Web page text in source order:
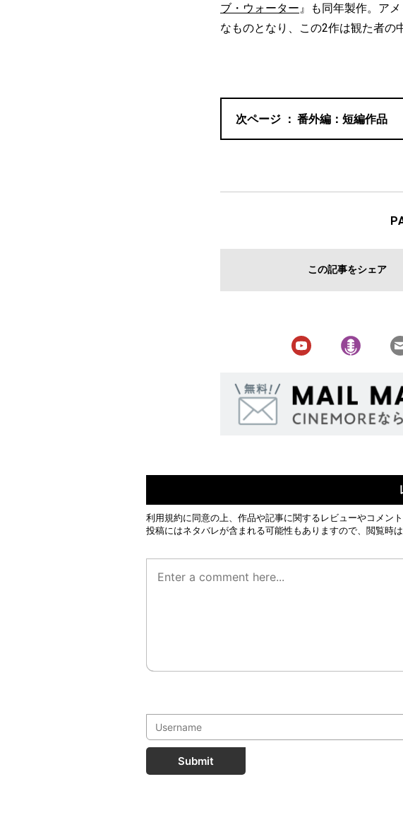
ブ・ウォーター』も同年製作。ア
なものとなり、この2作は観た者の
番外編：短編作品
この記事をシェア
利用規約に同意の上、作品や記事に関するレビューやコメン
投稿にはネタバレが含まれる可能性もありますので、閲覧時は
Submit